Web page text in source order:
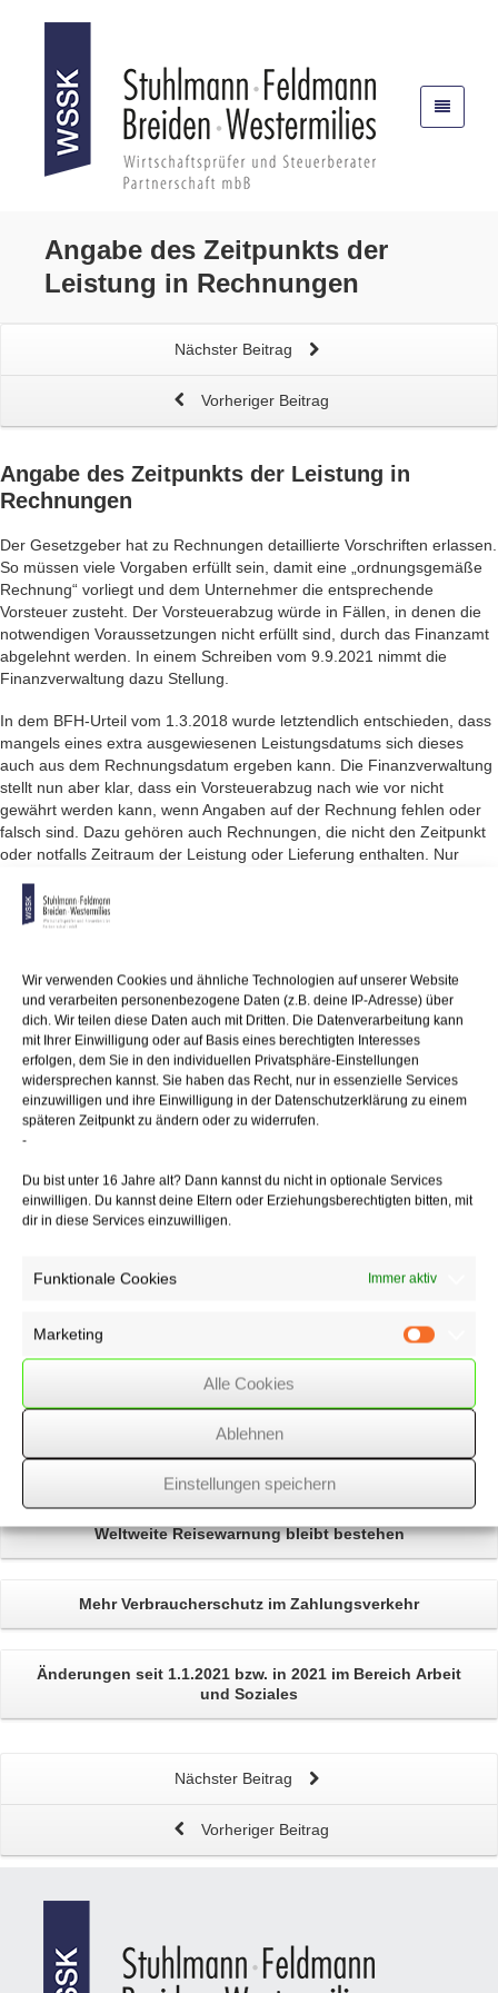
Wir verwenden Cookies und ähnliche Technologien auf unserer Website
und verarbeiten personenbezogene Daten (z.B. deine IP-Adresse) über
dich. Wir teilen diese Daten auch mit Dritten. Die Datenverarbeitung kann
mit Ihrer Einwilligung oder auf Basis eines berechtigten Interesses
erfolgen, dem Sie in den individuellen Privatsphäre-Einstellungen
widersprechen kannst. Sie haben das Recht, nur in essenzielle Services
einzuwilligen und ihre Einwilligung in der Datenschutzerklärung zu einem
späteren Zeitpunkt zu ändern oder zu widerrufen.
-
Du bist unter 16 Jahre alt? Dann kannst du nicht in optionale Services
einwilligen. Du kannst deine Eltern oder Erziehungsberechtigten bitten, mit
dir in diese Services einzuwilligen.
Funktionale Cookies Immer aktiv
Marketing
Alle Cookies
Ablehnen
Einstellungen speichern
Angabe des Zeitpunkts der
Leistung in Rechnungen
Nächster Beitrag
Vorheriger Beitrag
Angabe des Zeitpunkts der Leistung in
Rechnungen
Der Gesetzgeber hat zu Rechnungen detaillierte Vorschriften erlassen.
So müssen viele Vorgaben erfüllt sein, damit eine „ordnungsgemäße
Rechnung“ vorliegt und dem Unternehmer die entsprechende
Vorsteuer zusteht. Der Vorsteuerabzug würde in Fällen, in denen die
notwendigen Voraussetzungen nicht erfüllt sind, durch das Finanzamt
abgelehnt werden. In einem Schreiben vom 9.9.2021 nimmt die
Finanzverwaltung dazu Stellung.
In dem BFH-Urteil vom 1.3.2018 wurde letztendlich entschieden, dass
mangels eines extra ausgewiesenen Leistungsdatums sich dieses
auch aus dem Rechnungsdatum ergeben kann. Die Finanzverwaltung
stellt nun aber klar, dass ein Vorsteuerabzug nach wie vor nicht
gewährt werden kann, wenn Angaben auf der Rechnung fehlen oder
falsch sind. Dazu gehören auch Rechnungen, die nicht den Zeitpunkt
oder notfalls Zeitraum der Leistung oder Lieferung enthalten. Nur
vorliegen, könnte die Vorsteuer abgezogen werden, wie z. B. anhand
von vorliegenden Lieferscheinen oder gültigen Verträgen.
geändert. Der Leistungszeitpunkt kann sich aus dem
Rechnungsdatum ergeben, wenn die Leistung zweifelsfrei in dem
Monat ausgeführt wurde. Insbesondere in Branchen, in denen es
üblich ist, dass Leistung und Rechnungsdatum nicht übereinstimmen,
können solche Zweifel aber nur schwer widerlegt werden. Außerdem
genügen unrichtige oder ungenaue Angaben, die keinen Rückschluss
auf den Ort der Leistung und eine mögliche Steuerpflicht ermöglichen,
den Anforderungen an eine ordnungsgemäße Rechnung nicht.
Anmerkung:Grundsätzlich sollten weiterhin in den Rechnungen alle
vom Gesetz geforderten Angaben enthalten sein, um nicht den
Vorsteuerabzug zu gefährden!
WeltweiteReisewarnungbleibt bestehen
MehrVerbraucherschutz im Zahlungsverkehr
Änderungen seit 1.1.2021 bzw. in 2021 im Bereich Arbeit
und Soziales
Nächster Beitrag
Vorheriger Beitrag